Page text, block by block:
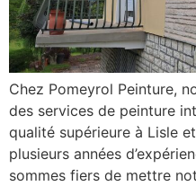
Chez Pomeyrol Peinture,
des services de peinture
qualité supérieure à Lisle
plusieurs années
sommes fiers de mettre